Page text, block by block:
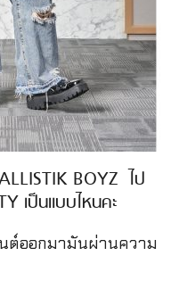
BOYZ ไป
เป็นแบบไหนคะ
ต์ออกมามันผ่านความ